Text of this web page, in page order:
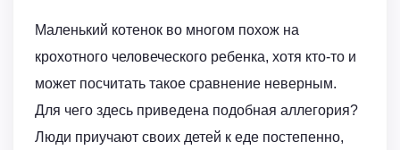
Маленький котенок во многом похож на
крохотного человеческого ребенка, хотя кто-то и
может посчитать такое сравнение неверным.
Для чего здесь приведена подобная аллегория?
Люди приучают своих детей к еде постепенно,